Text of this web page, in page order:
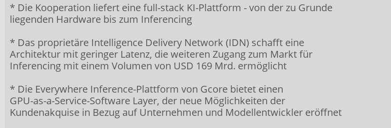
* Die Kooperation liefert eine full-stack KI-Plattform - von der zu Grunde
liegenden Hardware bis zum Inferencing
* Das proprietäre Intelligence Delivery Network (IDN) schafft eine
Architektur mit geringer Latenz, die weiteren Zugang zum Markt für
Inferencing mit einem Volumen von USD 169 Mrd. ermöglicht
* Die Everywhere Inference-Plattform von Gcore bietet einen
GPU-as-a-Service-Software Layer, der neue Möglichkeiten der
Kundenakquise in Bezug auf Unternehmen und Modellentwickler eröffnet